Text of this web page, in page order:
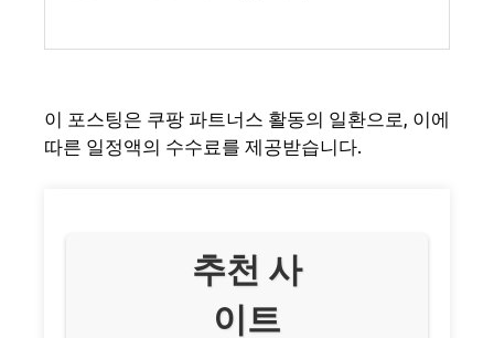
이 포스팅은 쿠팡 파트너스 활동의 일환으로, 이에
따른 일정액의 수수료를 제공받습니다.
추천 사
이트